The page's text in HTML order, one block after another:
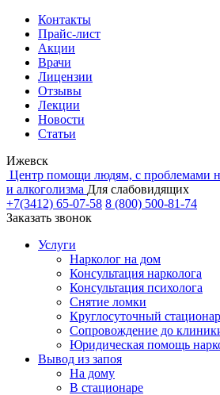
Контакты
Прайс-лист
Акции
Врачи
Лицензии
Отзывы
Лекции
Новости
Статьи
Ижевск
Центр помощи людям, с проблемами
и алкоголизма Для слабовидящих
+7(3412) 65-07-58 8 (800) 500-81-74
Заказать звонок
Услуги
Нарколог на дом
Консультация нарколога
Консультация психолога
Снятие ломки
Круглосуточный стационар
Сопровождение до
Юридическая помощь
Вывод из запоя
На дому
В стационаре